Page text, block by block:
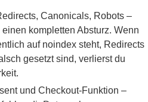
Canonicals, Robots –
kompletten Absturz. Wenn
auf noindex steht, Redirects
gesetzt sind, verlierst du
und Checkout-Funktion –